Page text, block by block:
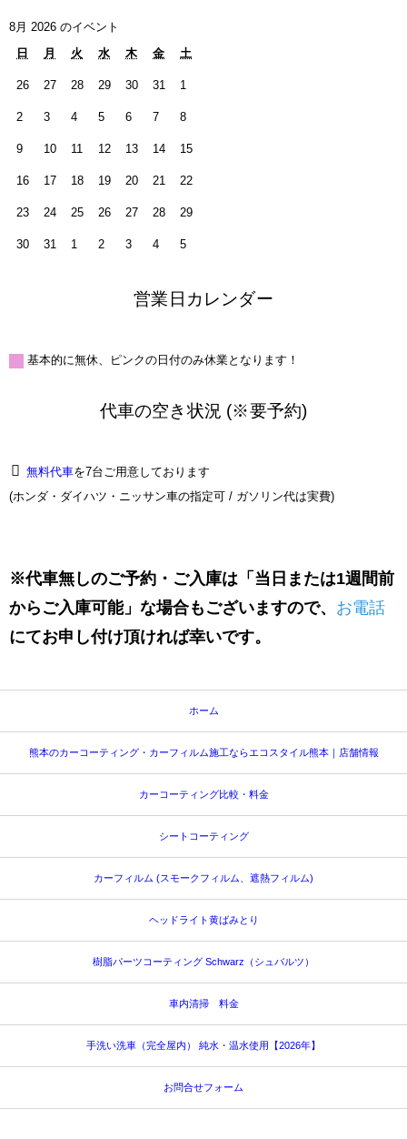
8月 2026 のイベント
日
月 火 水 木 金 土
26 27 28 29 30 31 1
2 3 4 5 6 7 8
9 10 11 12 13 14 15
16 17 18 19 20 21 22
23 24 25 26 27 28 29
30 31 1 2 3 4 5
営業日カレンダー
基本的に無休、ピンクの日付のみ休業となります！
代車の空き状況 (※要予約)
無料代車を7台ご用意しております
(ホンダ・ダイハツ・ニッサン車の指定可 / ガソリン代は実費)
※代車無しのご予約・ご入庫は「当日または1週間前
からご入庫可能」な場合もございますので、 お電話
にてお申し付け頂ければ幸いです。
ホーム
熊本のカーコーティング・カーフィルム施工ならエコスタイル熊本｜店舗情報
カーコーティング比較・料金
シートコーティング
カーフィルム (スモークフィルム、遮熱フィルム)
ヘッドライト黄ばみとり
樹脂パーツコーティング Schwarz（シュバルツ）
車内清掃 料金
手洗い洗車（完全屋内） 純水・温水使用【2026年】
お問合せフォーム